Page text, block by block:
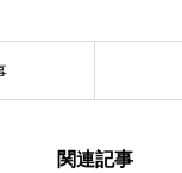
関連記事